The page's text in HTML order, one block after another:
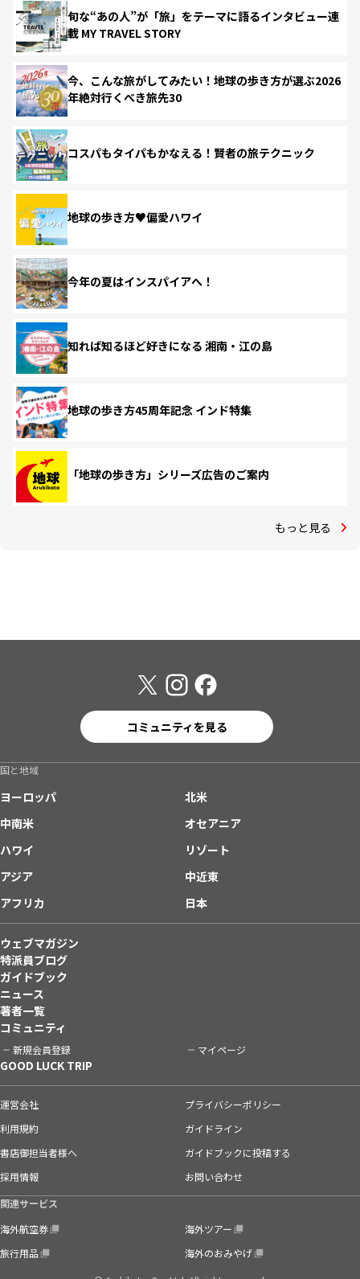
旬な“あの人”が「旅」をテーマに語るインタビュー連
載 MY TRAVEL STORY
今、こんな旅がしてみたい！地球の歩き方が選ぶ2026
年絶対行くべき旅先30
コスパもタイパもかなえる！賢者の旅テクニック
地球の歩き方♥偏愛ハワイ
今年の夏はインスパイアへ！
知れば知るほど好きになる 湘南・江の島
地球の歩き方45周年記念 インド特集
「地球の歩き方」シリーズ広告のご案内
もっと見る
コミュニティを見る
国と地域
ヨーロッパ
北米
中南米
オセアニア
ハワイ
リゾート
アジア
中近東
アフリカ
日本
ウェブマガジン
特派員ブログ
ガイドブック
ニュース
著者一覧
コミュニティ
新規会員登録 マイページ
GOOD LUCK TRIP
運営会社
プライバシーポリシー
利用規約
ガイドライン
書店御担当者様へ
ガイドブックに投稿する
採用情報
お問い合わせ
関連サービス
海外航空券
海外ツアー
旅行用品
海外のおみやげ